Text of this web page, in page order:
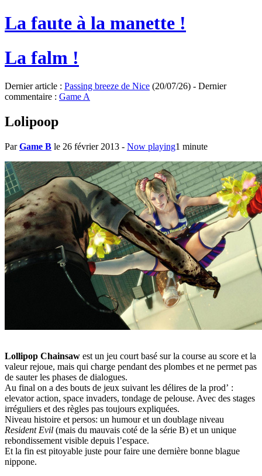
La faute à la manette !
La falm !
Dernier article : Passing breeze de Nice (20/07/26) - Dernier
commentaire : Game A
Lolipoop
ParGame B le 26 février 2013 - Now playing1 minute
Lollipop Chainsaw est un jeu court basé sur la course au score et la
valeur rejoue, mais qui charge pendant des plombes et ne permet pas
de sauter les phases de dialogues.
Au final on a des bouts de jeux suivant les délires de la prod’ :
elevator action, space invaders, tondage de pelouse. Avec des stages
irréguliers et des règles pas toujours expliquées.
Niveau histoire et persos: un humour et un doublage niveau
Resident Evil (mais du mauvais coté de la série B) et un unique
rebondissement visible depuis l’espace.
Et la fin est pitoyable juste pour faire une dernière bonne blague
nippone.